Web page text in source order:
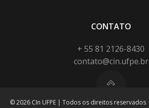
CONTATO
+ 55 81 2126-8430
contato@cin.ufpe.br
© 2026 CIn UFPE | Todos os direitos reservados